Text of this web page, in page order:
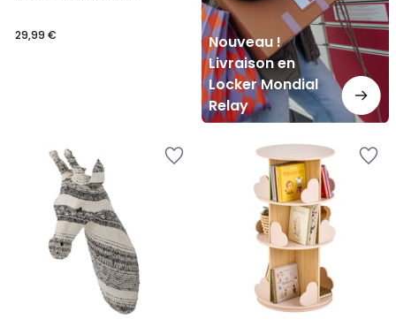
29,99 €
Nouveau !
Livraison en
Locker Mondial
Relay